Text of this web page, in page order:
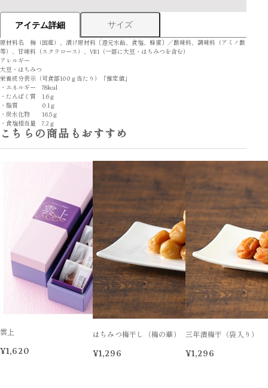
アイテム詳細 サイズ
原材料名 梅（国産）、漬け原材料〔還元水飴、食塩、蜂蜜〕／酸味料、調味料（アミノ酸
等）、甘味料（スクラロース）、VB1（一部に大豆・はちみつを含む）
アレルギー
大豆・はちみつ
栄養成分表示（可食部100ｇ当たり）「推定値」
・エネルギー 78kcal
・たんぱく質 1.6ｇ
・脂質 0.1ｇ
・炭水化物 16.5ｇ
・食塩相当量 7.2ｇ
こちらの商品もおすすめ
雲上
¥1,620
はちみつ梅干し（梅の華）
¥1,296
三年漬梅干（袋入り）
¥1,296